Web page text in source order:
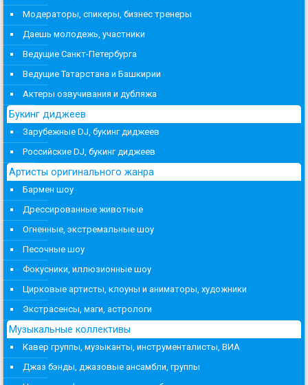
Модераторы, спикеры, бизнес тренеры
Даешь молодежь, участники
Ведущие Санкт-Петербурга
Ведущие Татарстана и Башкирии
Актеры озвучивания и дубляжа
Букинг диджеев
Зарубежные DJ, букинг диджеев
Российские DJ, букинг диджеев
Артисты оригинального жанра
Бармен шоу
Дрессированные животные
Огненные, экстремальные шоу
Песочные шоу
Фокусники, иллюзионные шоу
Цирковые артисты, клоуны и аниматоры, художники
Экстрасенсы, маги, астрологи
Музыкальные коллективы
Кавер группы, музыканты, инструменталисты, ВИА
Джаз бэнды, джазовые ансамбли, группы